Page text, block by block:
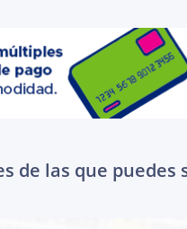
de las que puedes